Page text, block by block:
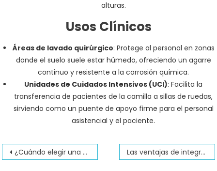
alturas.
Usos Clínicos
Áreas de lavado quirúrgico: Protege al personal en zonas
donde el suelo suele estar húmedo, ofreciendo un agarre
continuo y resistente a la corrosión química.
Unidades de Cuidados Intensivos (UCI): Facilita la
transferencia de pacientes de la camilla a sillas de ruedas,
sirviendo como un puente de apoyo firme para el personal
asistencial y el paciente.
Navegación
¿Cuándo elegir una barra en “L” en lugar de un pasamanos recto? Las ventajas de integrar una barra esquinera de acero en la zona de la ducha